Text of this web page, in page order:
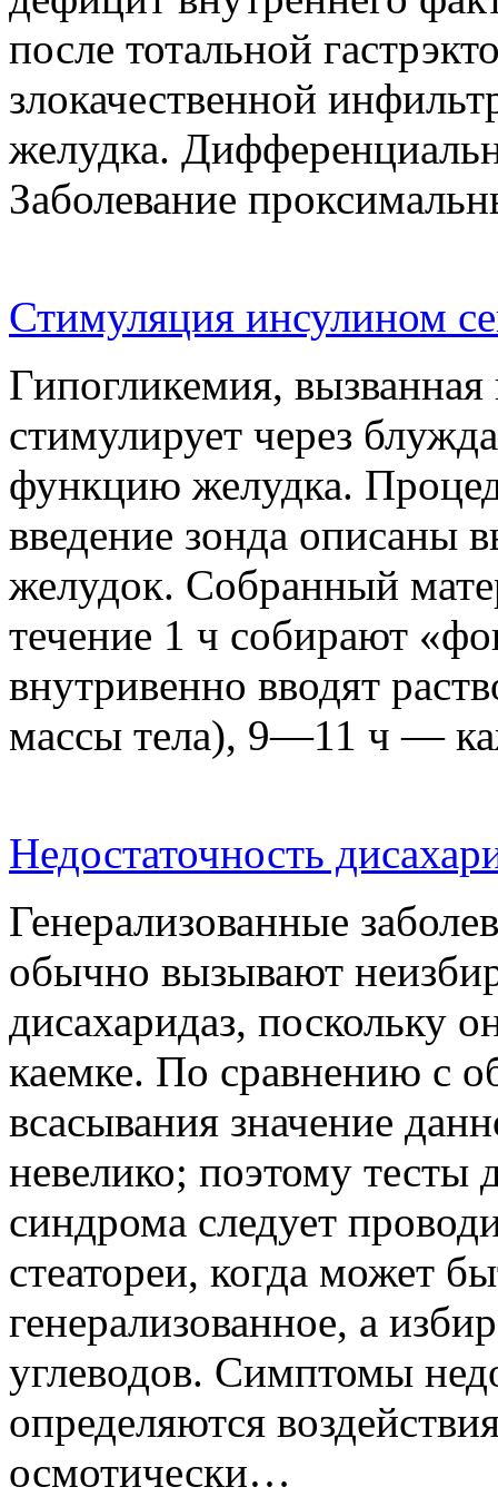
после тотальной
злокачественной
желудка.
Заболевание
Стимуляция инсулином
Гипогликемия,
стимулирует через
функцию желудка.
введение зонда
желудок. Собранный
течение 1 ч собирают
внутривенно вводят
массы тела), 9—11 ч —
Недостаточность
Генерализованные
обычно вызывают
дисахаридаз, поскольку
каемке. По сравнению с
всасывания значение
невелико; поэтому тесты
синдрома следует
стеатореи, когда может
генерализованное, а
углеводов. Симптомы
определяются
осмотически…